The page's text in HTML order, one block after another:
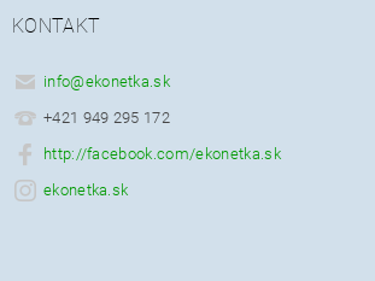
KONTAKT
info@ekonetka.sk
+421 949 295 172
http://facebook.com/ekonetka.sk
ekonetka.sk